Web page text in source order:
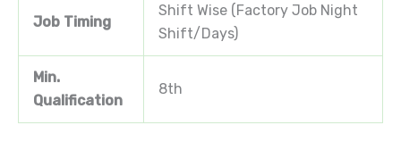
Job Timing
Shift Wise (Factory Job Night
Shift/Days)
Min.
Qualification
8th